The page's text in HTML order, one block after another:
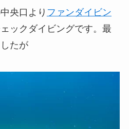
央口より ファンダイビン
ックダイビングです。最
たが